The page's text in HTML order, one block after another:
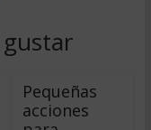
Pequeñas
acciones